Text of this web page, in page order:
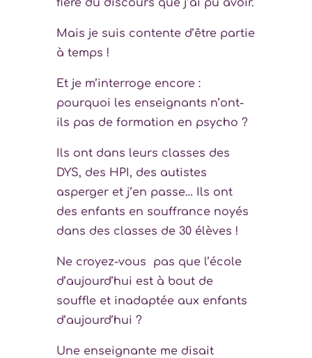
Mais je suis contente d’être partie
à temps !
Et je m’interroge encore :
pourquoi les enseignants n’ont-
ils pas de formation en psycho ?
Ils ont dans leurs classes des
DYS, des HPI, des autistes
asperger et j’en passe… Ils ont
des enfants en souffrance noyés
dans des classes de 30 élèves !
Ne croyez-vous pas que l’école
d’aujourd’hui est à bout de
souffle et inadaptée aux enfants
d’aujourd’hui ?
Une enseignante me disait